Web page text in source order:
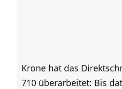
Krone hat das
710 überarbeitet: Bis